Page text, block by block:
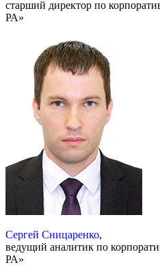
старший директор по
РА»
Сергей Сницаренко,
ведущий аналитик по
РА»